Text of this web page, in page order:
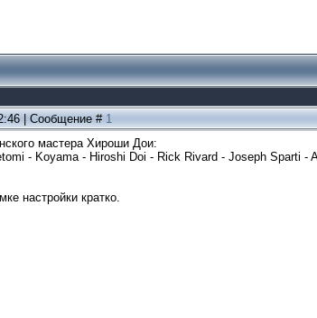
| Сообщение # 1
мастера Хироши Дои:
- Koyama - Hiroshi Doi - Rick Rivard - Joseph Sparti
настройки кратко.